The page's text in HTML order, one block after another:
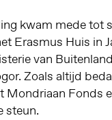
kwam mede tot
Erasmus Huis in
van
Zoals altijd
Mondriaan Fonds
steun.